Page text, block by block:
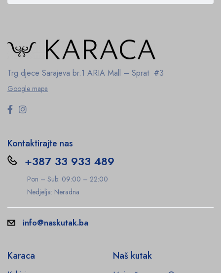
Trg djece Sarajeva br.1 ARIA Mall – Sprat #3
Google mapa
Kontaktirajte nas
+387 33 933 489
Pon – Sub: 09:00 – 22:00
Nedjelja: Neradna
info@naskutak.ba
Karaca Naš kutak